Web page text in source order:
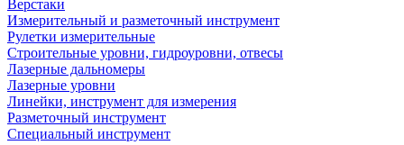
Верстаки
Измерительный и разметочный инструмент
Рулетки измерительные
Строительные уровни, гидроуровни, отвесы
Лазерные дальномеры
Лазерные уровни
Линейки, инструмент для измерения
Разметочный инструмент
Специальный инструмент